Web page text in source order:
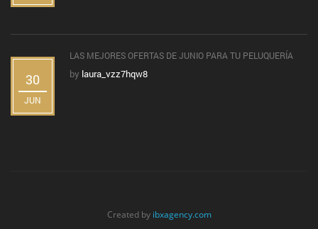
30
JUN
LAS MEJORES OFERTAS DE JUNIO PARA TU PELUQUERÍA
by laura_vzz7hqw8
Created by ibxagency.com